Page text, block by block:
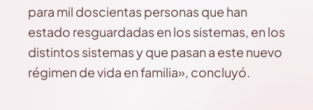
para mil doscientas personas que han
estado resguardadas en los sistemas, en los
distintos sistemas y que pasan a este nuevo
régimen de vida en familia», concluyó.